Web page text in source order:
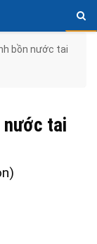
bồn nước tai
nước tai